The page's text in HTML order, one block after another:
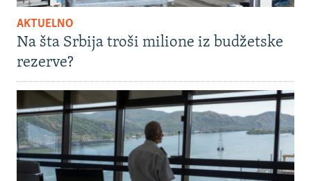
AKTUELNO
Na šta Srbija troši milione iz budžetske
rezerve?